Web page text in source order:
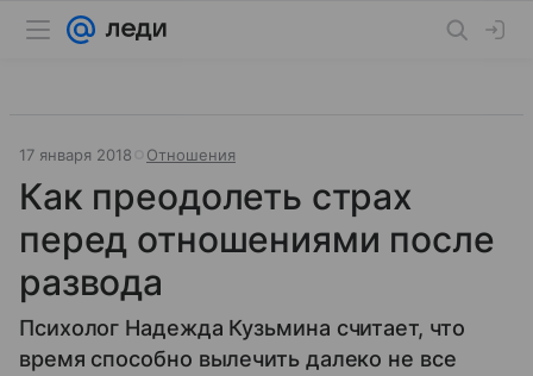
17 января 2018 Отношения
Как преодолеть страх
перед отношениями после
развода
Психолог Надежда Кузьмина считает, что
время способно вылечить далеко не все